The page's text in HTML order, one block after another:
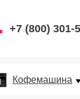
+7 (800) 301-
Кофемашина